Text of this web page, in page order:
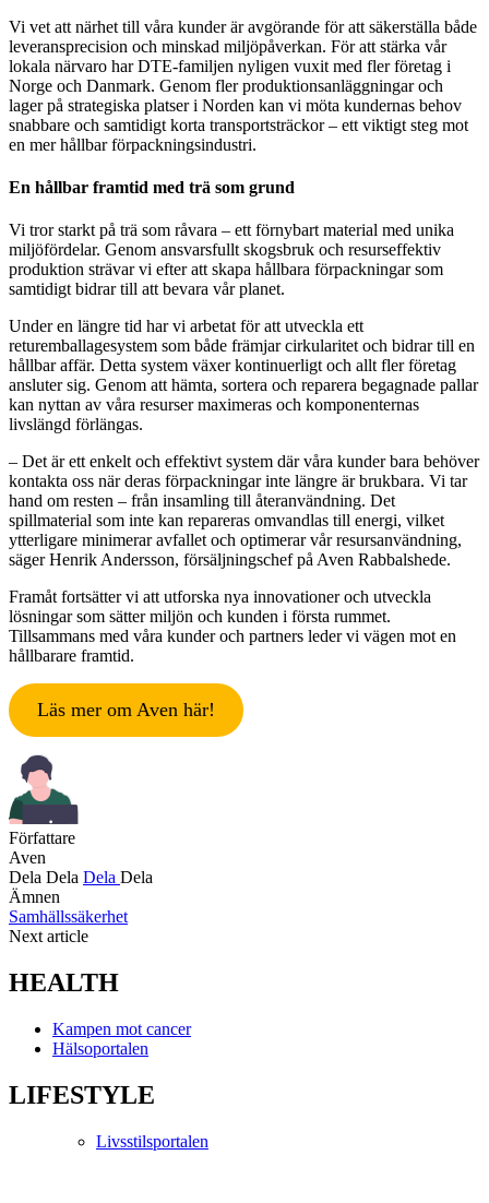
Vi vet att närhet till våra kunder är avgörande för att säkerställa både
leveransprecision och minskad miljöpåverkan. För att stärka vår
lokala närvaro har DTE-familjen nyligen vuxit med fler företag i
Norge och Danmark. Genom fler produktionsanläggningar och
lager på strategiska platser i Norden kan vi möta kundernas behov
snabbare och samtidigt korta transportsträckor – ett viktigt steg mot
en mer hållbar förpackningsindustri.
En hållbar framtid med trä som grund
Vi tror starkt på trä som råvara – ett förnybart material med unika
miljöfördelar. Genom ansvarsfullt skogsbruk och resurseffektiv
produktion strävar vi efter att skapa hållbara förpackningar som
samtidigt bidrar till att bevara vår planet.
Under en längre tid har vi arbetat för att utveckla ett
returemballagesystem som både främjar cirkularitet och bidrar till en
hållbar affär. Detta system växer kontinuerligt och allt fler företag
ansluter sig. Genom att hämta, sortera och reparera begagnade pallar
kan nyttan av våra resurser maximeras och komponenternas
livslängd förlängas.
– Det är ett enkelt och effektivt system där våra kunder bara behöver
kontakta oss när deras förpackningar inte längre är brukbara. Vi tar
hand om resten – från insamling till återanvändning. Det
spillmaterial som inte kan repareras omvandlas till energi, vilket
ytterligare minimerar avfallet och optimerar vår resursanvändning,
säger Henrik Andersson, försäljningschef på Aven Rabbalshede.
Framåt fortsätter vi att utforska nya innovationer och utveckla
lösningar som sätter miljön och kunden i första rummet.
Tillsammans med våra kunder och partners leder vi vägen mot en
hållbarare framtid.
Läs mer om Aven här!
Författare
Aven
Dela Dela Dela Dela
Ämnen
Samhällssäkerhet
Next article
HEALTH
Kampen mot cancer
Hälsoportalen
LIFESTYLE
Livsstilsportalen